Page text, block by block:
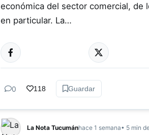
económica del sector comercial, de
en particular. La…
0 118 Guardar
La Nota Tucumánhace 1 semana• 5 min